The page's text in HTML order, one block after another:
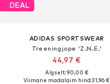
DEAL
ADIDAS SPORTSWEAR
Treeningjope 'Z.N.E.'
44,97 €
Algselt: 90,00 €
Viimane madalaim hind:31,96 €